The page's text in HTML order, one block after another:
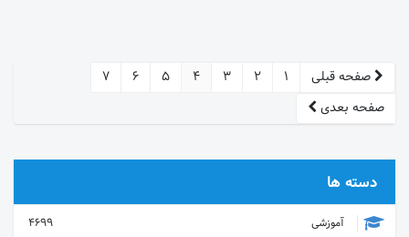
صفحه قبلی 1
2
3
4
5
6
7
صفحه بعدی
دسته ها
آموزشی
4699